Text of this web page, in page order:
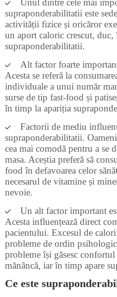
Ce este
Unul dintre cele mai
supraponderabilitatii este
activității fizice și oricăror
un aport caloric crescut,
supraponderabilitatii.
Alt factor foarte
Acesta se referă la
individuale a unui număr
surse de tip fast-food și
în timp la apariția
Factorii de mediu
supraponderabilitatii.
cea mai comodă pentru a se
masa. Aceștia preferă să
food în defavoarea celor
necesarul de vitamine și
nevoie.
Un alt factor important
Acesta influențează direct
pacientului. Excesul de
probleme de ordin
probleme își găsesc
mănâncă, iar în timp apare